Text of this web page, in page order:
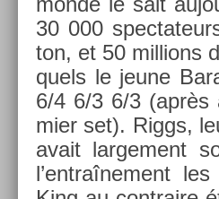
30 000
ton, et 50 mill­ions
quels le jeune
6/4 6/3 6/3
mi­er set). Riggs,
avait lar­ge­ment
l’entraî­ne­ment